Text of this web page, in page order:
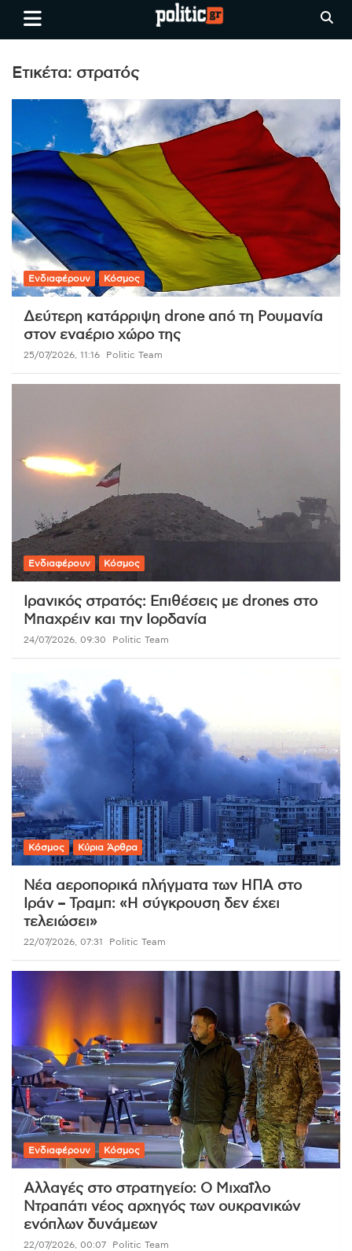
Skip
Ειδήσεις απο τη
Θεσσαλονίκη, την Ελλάδα και
όλο τον Κόσμο
politic.gr
Ετικέτα: στρατός
Ενδιαφέρουν Κόσμος
Δεύτερη κατάρριψη drone από τη Ρουμανία
στον εναέριο χώρο της
25/07/2026, 11:16 Politic Team
Ενδιαφέρουν Κόσμος
Ιρανικός στρατός: Επιθέσεις με drones στο
Μπαχρέιν και την Ιορδανία
24/07/2026, 09:30 Politic Team
Κόσμος Κύρια Άρθρα
Νέα αεροπορικά πλήγματα των ΗΠΑ στο
Ιράν – Τραμπ: «Η σύγκρουση δεν έχει
τελειώσει»
22/07/2026, 07:31 Politic Team
Ενδιαφέρουν Κόσμος
Αλλαγές στο στρατηγείο: Ο Μιχαΐλο
Ντραπάτι νέος αρχηγός των ουκρανικών
ενόπλων δυνάμεων
22/07/2026, 00:07 Politic Team